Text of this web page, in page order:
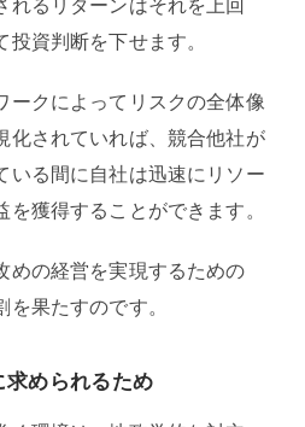
れるリターンはそれを上回
投資判断を下せます。
ークによってリスクの全体像
化されていれば、競合他社が
いる間に自社は迅速にリソー
を獲得することができます。
めの経営を実現するための
を果たすのです。
求められるため